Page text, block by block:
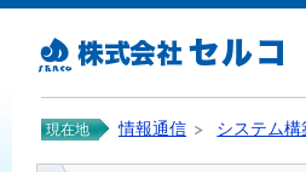
現在地 情報通信 システム構